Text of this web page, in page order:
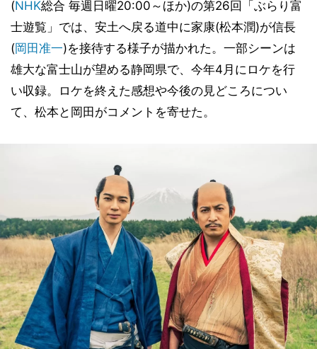
(NHK総合 毎週日曜20:00～ほか)の第26回「ぶらり富
士遊覧」では、安土へ戻る道中に家康(松本潤)が信長
(岡田准一)を接待する様子が描かれた。一部シーンは
雄大な富士山が望める静岡県で、今年4月にロケを行
い収録。ロケを終えた感想や今後の見どころについ
て、松本と岡田がコメントを寄せた。